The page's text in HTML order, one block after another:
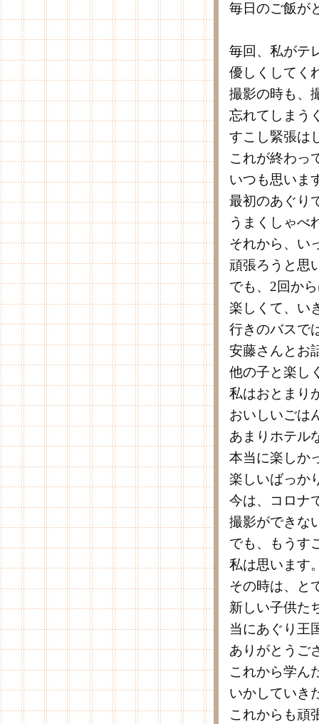
毎日のご飯が
毎回、私がテ
優しくしてく
撮影の時も、
忘れてしまう
すこし緊張は
これが終わっ
いつも思いま
最初のあぐり
うまくしゃべ
それから、い
頑張ろうと思
でも、2回か
楽しくて、い
行きのバスで
安藤さんとお
他の子と楽し
私はおとまり
おいしいごは
あまりホテル
本当に楽しか
楽しいばっか
今は、コロナ
撮影ができな
でも、もうす
私は思います
その時は、と
新しい子供た
当にあぐり王
ありがとうご
これから学ん
いかしていき
これからも頑